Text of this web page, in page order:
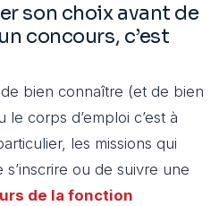
son choix avant de
concours, c’est
bien connaître (et de bien
corps d’emploi c’est à
les missions qui
ou de suivre une
de la fonction